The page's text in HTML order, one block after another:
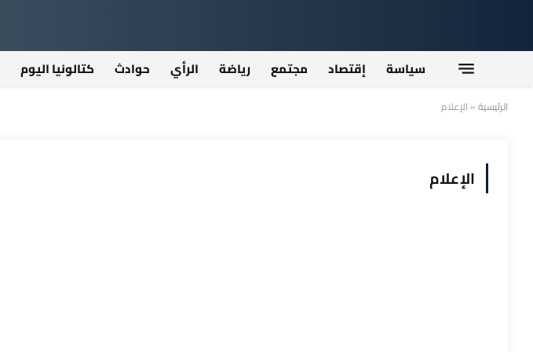
سياسة إقتصاد مجتمع رياضة الرأي حوادث كتالونيا اليوم
الرئيسية»الإعلام
الإعلام